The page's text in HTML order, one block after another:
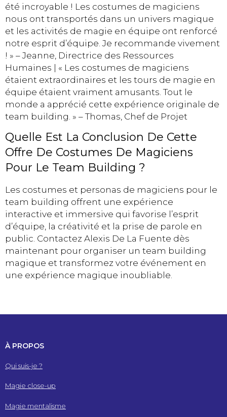
été incroyable ! Les costumes de magiciens
nous ont transportés dans un univers magique
et les activités de magie en équipe ont renforcé
notre esprit d’équipe. Je recommande vivement
! » – Jeanne, Directrice des Ressources
Humaines | « Les costumes de magiciens
étaient extraordinaires et les tours de magie en
équipe étaient vraiment amusants. Tout le
monde a apprécié cette expérience originale de
team building. » – Thomas, Chef de Projet
Quelle Est La Conclusion De Cette
Offre De Costumes De Magiciens
Pour Le Team Building ?
Les costumes et personas de magiciens pour le
team building offrent une expérience
interactive et immersive qui favorise l’esprit
d’équipe, la créativité et la prise de parole en
public. Contactez Alexis De La Fuente dès
maintenant pour organiser un team building
magique et transformez votre événement en
une expérience magique inoubliable.
À PROPOS
Qui suis-je ?
Magie close-up
Magie mentalisme